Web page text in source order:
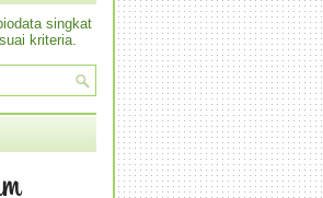
singkat
kriteria.